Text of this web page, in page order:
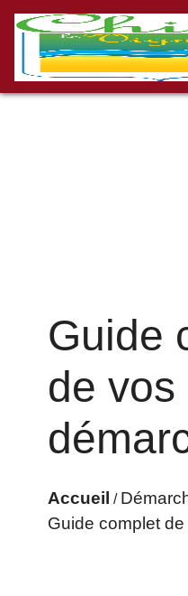
Guide
de vos
Accueil /
Guide complet